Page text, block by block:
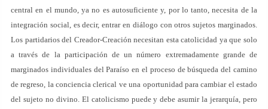
central en el mundo, ya no es autosuficiente y, por lo tanto, necesita de la
integración social, es decir, entrar en diálogo con otros sujetos marginados.
Los partidarios del Creador-Creación necesitan esta catolicidad ya que solo
a través de la participación de un número extremadamente grande de
marginados individuales del Paraíso en el proceso de búsqueda del camino
de regreso, la conciencia clerical ve una oportunidad para cambiar el estado
del sujeto no divino. El catolicismo puede y debe asumir la jerarquía, pero